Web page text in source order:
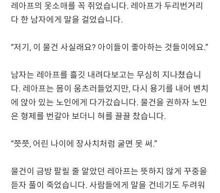
레아프의 옷소매를 꼭 쥐었습니다. 레아프가 두리번거리
다 한 남자에게 말을 걸었습니다.
“저기, 이 물건 사실래요? 아이들이 좋아하는 것들이에요.”
남자는 레아프를 흘깃 내려다보고는 무심히 지나쳤습니
다. 레아프는 몸이 움츠러들었지만, 다시 용기를 내어 벤치
에 앉아 있는 노인에게 다가갔습니다. 물건을 권하자 노인
은 형제를 번갈아 보더니 혀를 끌끌 찼습니다.
“쯧쯧, 어린 나이에 장사치처럼 굴면 못 써.”
물건이 금방 팔릴 줄 알았던 레아프는 뜻하지 않게 꾸중을
듣자 풀이 죽었습니다. 사람들에게 말을 건네기도 두려워